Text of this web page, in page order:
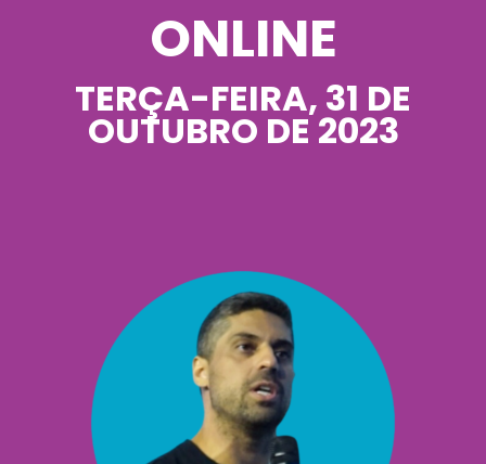
ONLINE
TERÇA-FEIRA, 31 DE
OUTUBRO DE 2023